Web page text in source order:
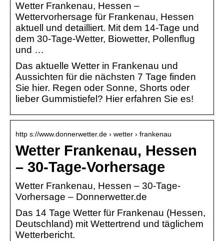
Wetter Frankenau, Hessen –
Wettervorhersage für Frankenau, Hessen
aktuell und detailliert. Mit dem 14-Tage und
dem 30-Tage-Wetter, Biowetter, Pollenflug
und …
Das aktuelle Wetter in Frankenau und
Aussichten für die nächsten 7 Tage finden
Sie hier. Regen oder Sonne, Shorts oder
lieber Gummistiefel? Hier erfahren Sie es!
http s://www.donnerwetter.de › wetter › frankenau
Wetter Frankenau, Hessen
– 30-Tage-Vorhersage
Wetter Frankenau, Hessen – 30-Tage-
Vorhersage – Donnerwetter.de
Das 14 Tage Wetter für Frankenau (Hessen,
Deutschland) mit Wettertrend und täglichem
Wetterbericht.